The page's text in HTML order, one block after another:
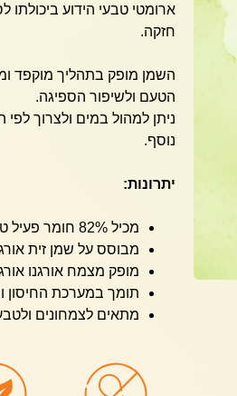
ארומטי טבעי הידוע ביכולתו
חזקה.
השמן מופק בתהליך מוקפד
הטעם ולשיפור הספיגה.
ניתן למהול במים ולצרוך
נוסף.
יתרונות:
מכיל 82% חומר פעיל טבעי – Carvacrol.
מבוסס על שמן זית
מופק מצמח אורגנו
תומך במערכת החיסון
מתאים לצמחונים